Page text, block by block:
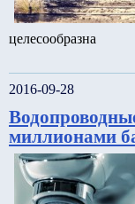
целесообразна
2016-09-28
миллионами